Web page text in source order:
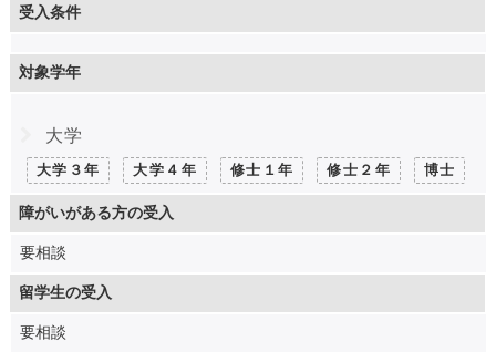
受入条件
対象学年
大学
大学３年 大学４年 修士１年 修士２年 博士
障がいがある方の受入
要相談
留学生の受入
要相談